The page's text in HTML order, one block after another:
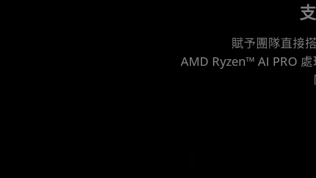
賦予團隊直接
AMD Ryzen™ AI PRO